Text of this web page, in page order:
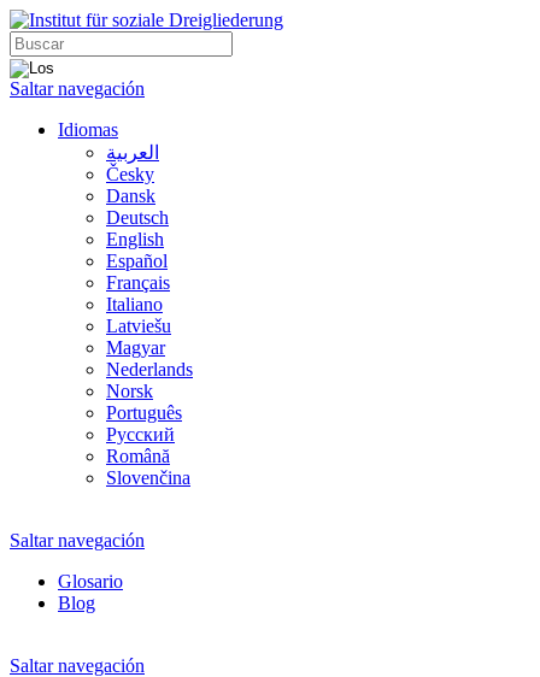
Saltar navegación
Idiomas
العربية
Česky
Dansk
Deutsch
English
Español
Français
Italiano
Latviešu
Magyar
Nederlands
Norsk
Português
Русский
Română
Slovenčina
Saltar navegación
Glosario
Blog
Saltar navegación